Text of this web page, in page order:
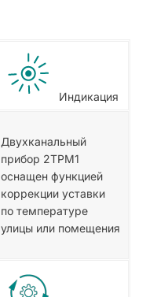
Индикация
Двухканальный
прибор 2ТРМ1
оснащен функцией
коррекции уставки
по температуре
улицы или помещения